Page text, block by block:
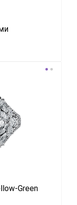
Green